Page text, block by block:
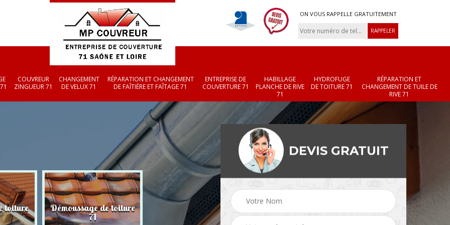
ON VOUS RAPPELLE GRATUITEMENT
COUVREUR
ZINGUEUR 71
CHANGEMENT
DE VELUX 71
RÉPARATION ET CHANGEMENT
DE FAÎTIÈRE ET FAÎTAGE 71
ENTREPRISE DE
COUVERTURE 71
HABILLAGE
PLANCHE DE RIVE
71
HYDROFUGE
DE TOITURE 71
RÉPARATION ET
CHANGEMENT DE TUILE DE
RIVE 71
toiture Démoussage de toiture
71 Couvreur zingueur 71 Changement de velux
71
Réparation et
changement de
et faîtage 71
DEVIS GRATUIT